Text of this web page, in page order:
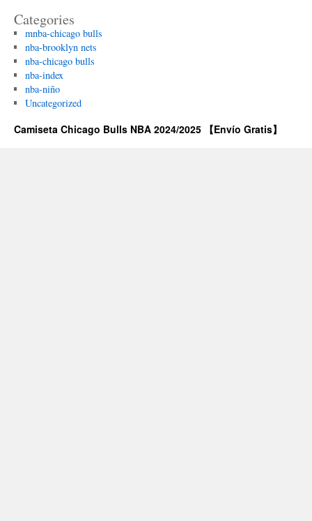
Categories
mnba-chicago bulls
nba-brooklyn nets
nba-chicago bulls
nba-index
nba-niño
Uncategorized
Camiseta Chicago Bulls NBA 2024/2025 【Envío Gratis】